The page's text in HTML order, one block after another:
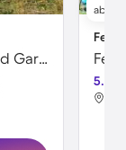
Ferienhaus mit Sauna, Terrasse und Garten
ab
5.0